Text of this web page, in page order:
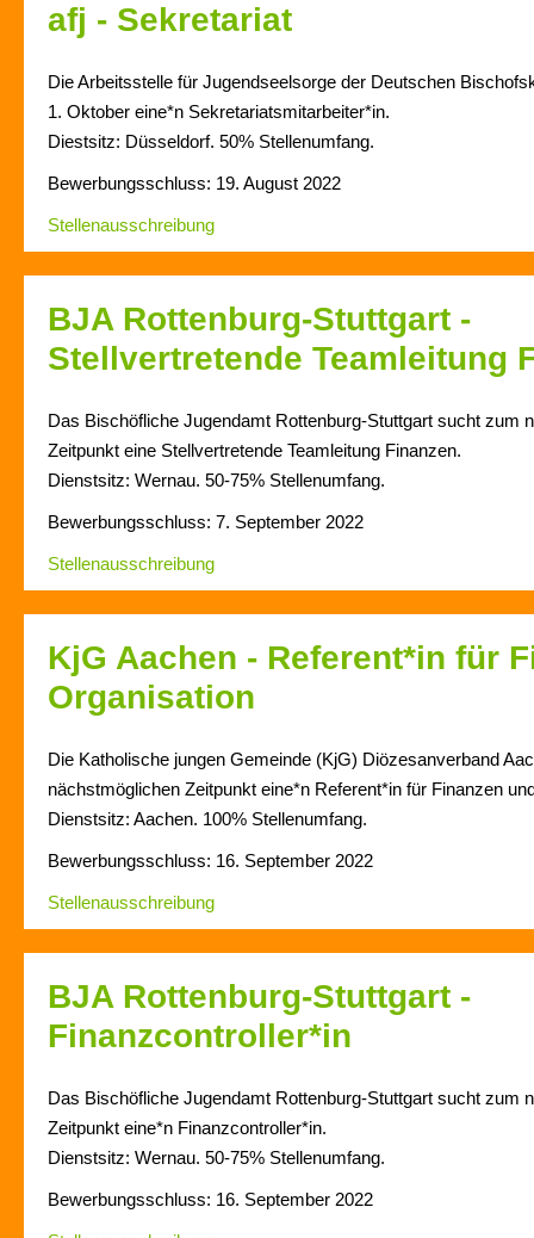
afj - Sekretariat
Die Arbeitsstelle für Jugendseelsorge der Deutschen
1. Oktober eine*n Sekretariatsmitarbeiter*in.
Diestsitz: Düsseldorf. 50% Stellenumfang.
Bewerbungsschluss: 19. August 2022
Stellenausschreibung
BJA Rottenburg-Stuttgart -
Stellvertretende Teamleitung
Das Bischöfliche Jugendamt Rottenburg-Stuttgart sucht zum
Zeitpunkt eine Stellvertretende Teamleitung Finanzen.
Dienstsitz: Wernau. 50-75% Stellenumfang.
Bewerbungsschluss: 7. September 2022
Stellenausschreibung
KjG Aachen - Referent*in für
Organisation
Die Katholische jungen Gemeinde (KjG) Diözesanverband
nächstmöglichen Zeitpunkt eine*n Referent*in für Finanzen
Dienstsitz: Aachen. 100% Stellenumfang.
Bewerbungsschluss: 16. September 2022
Stellenausschreibung
BJA Rottenburg-Stuttgart -
Finanzcontroller*in
Das Bischöfliche Jugendamt Rottenburg-Stuttgart sucht zum
Zeitpunkt eine*n Finanzcontroller*in.
Dienstsitz: Wernau. 50-75% Stellenumfang.
Bewerbungsschluss: 16. September 2022